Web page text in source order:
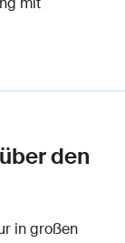
den
in großen